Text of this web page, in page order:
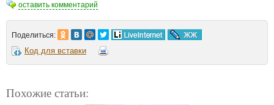
оставить комментарий
Поделиться:
Код для вставки
Похожие статьи: